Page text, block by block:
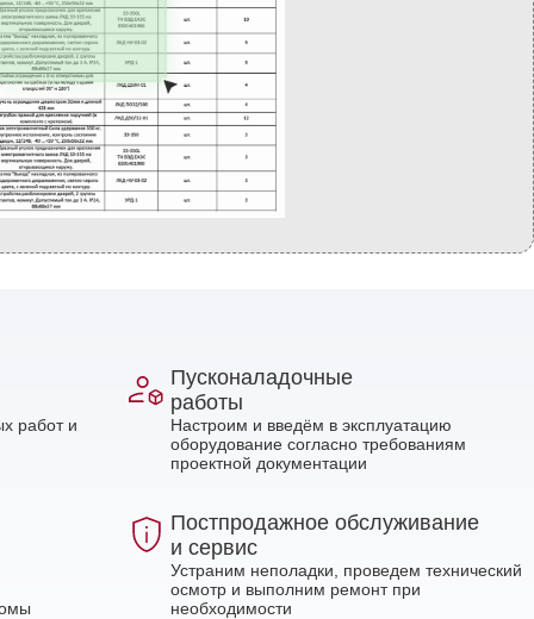
работ и
Пусконаладочные
работы
Настроим и введём в эксплуатацию
оборудование согласно требованиям
проектной документации
Постпродажное обслуживание
и сервис
Устраним неполадки, проведем технический
осмотр и выполним ремонт при
необходимости